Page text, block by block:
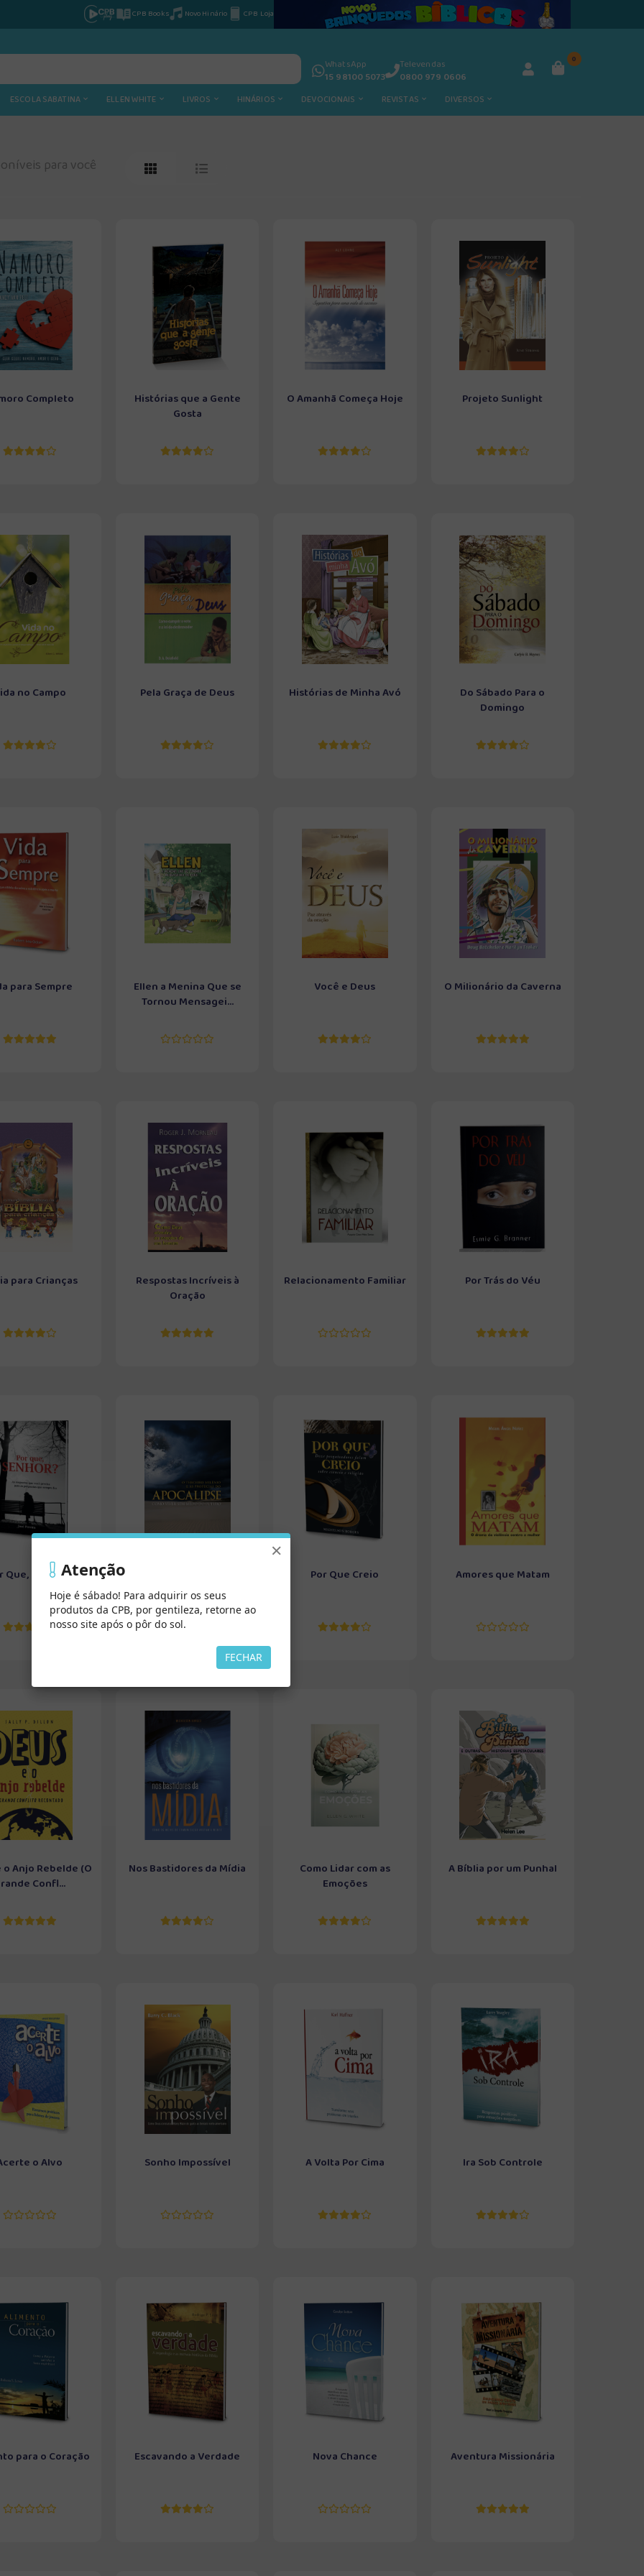
CPB Books Novo Hinário CPB Loja
WhatsApp
15 98100 5073
Televendas
0800 979 0606
0
ESCOLA SABATINA ELLEN WHITE LIVROS HINÁRIOS DEVOCIONAIS REVISTAS DIVERSOS
para você
Completo
Histórias que a Gente
Gosta
O Amanhã Começa Hoje Projeto Sunlight
no Campo Pela Graça de Deus Histórias de Minha Avó
Do Sábado Para o
Domingo
para Sempre
Ellen a Menina Que se
Tornou Mensagei...
Você e Deus O Milionário da Caverna
para Crianças
Respostas Incríveis à
Oração
Relacionamento Familiar Por Trás do Véu
Que, Senhor? Por Que Creio Amores que Matam
o Anjo Rebelde (O
Confl...
Nos Bastidores da Mídia
Como Lidar com as
Emoções
A Bíblia por um Punhal
o Alvo Sonho Impossível A Volta Por Cima Ira Sob Controle
para o Coração Escavando a Verdade Nova Chance Aventura Missionária
×
Atenção
Hoje é sábado! Para adquirir os seus
produtos da CPB, por gentileza, retorne ao
nosso site após o pôr do sol.
FECHAR